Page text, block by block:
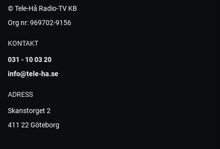
© Tele-Hå Radio-TV KB
Org nr: 969702-9156
KONTAKT
031 - 10 03 20
info@tele-ha.se
ADRESS
Skanstorget 2
411 22 Göteborg